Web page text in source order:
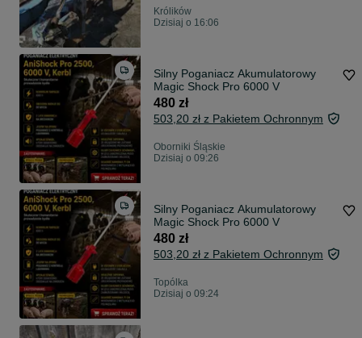
Królików
Dzisiaj o 16:06
Silny Poganiacz Akumulatorowy
Magic Shock Pro 6000 V
480 zł
503,20 zł z Pakietem Ochronnym
Oborniki Śląskie
Dzisiaj o 09:26
Silny Poganiacz Akumulatorowy
Magic Shock Pro 6000 V
480 zł
503,20 zł z Pakietem Ochronnym
Topólka
Dzisiaj o 09:24